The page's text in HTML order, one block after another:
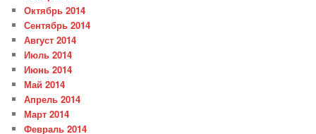
Октябрь 2014
Сентябрь 2014
Август 2014
Июль 2014
Июнь 2014
Май 2014
Апрель 2014
Март 2014
Февраль 2014